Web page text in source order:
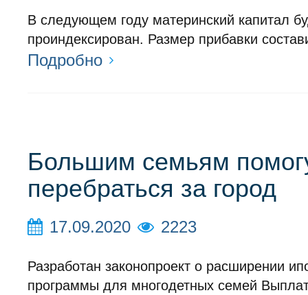
В следующем году материнский капитал
проиндексирован. Размер прибавки
Подробно
Большим семьям
перебраться за город
17.09.2020 2223
Разработан законопроект о расширении
программы для многодетных семей